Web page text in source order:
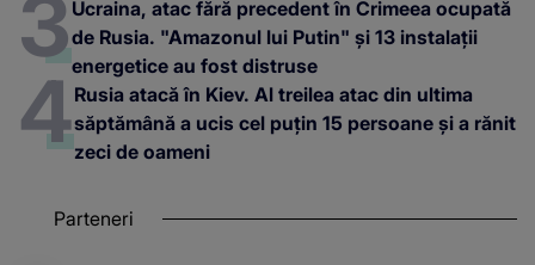
Ucraina, atac fără precedent în Crimeea ocupată
de Rusia. "Amazonul lui Putin" și 13 instalații
energetice au fost distruse
Rusia atacă în Kiev. Al treilea atac din ultima
săptămână a ucis cel puțin 15 persoane și a rănit
zeci de oameni
Parteneri